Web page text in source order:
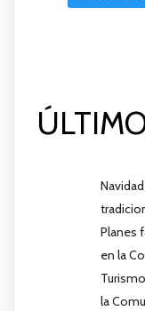
Planes
en la
la